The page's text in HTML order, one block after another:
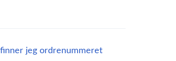
jeg ordrenummeret